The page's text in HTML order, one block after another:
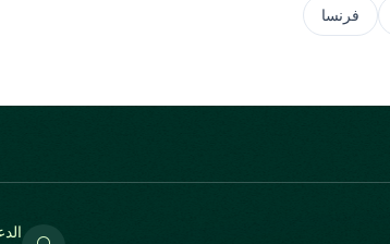
فرنسا